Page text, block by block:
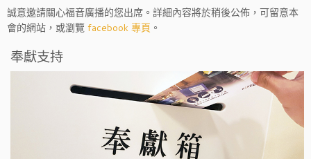
誠意邀請關心福音廣播的您出席。詳細內容將於稍後公佈，可留意本
會的網站，或瀏覽 facebook 專頁 。
奉獻支持